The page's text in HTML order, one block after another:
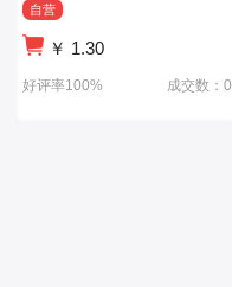
自营
￥ 1.30
好评率100% 成交数：0